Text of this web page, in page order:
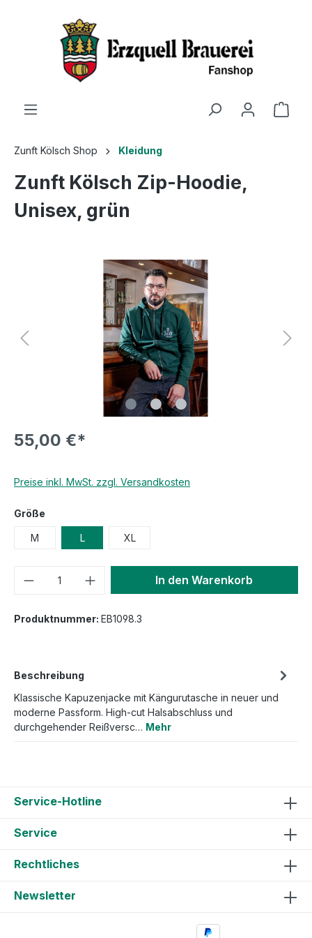
Zunft Kölsch Shop Kleidung
Zunft Kölsch Zip-Hoodie,
Unisex, grün
55,00 €*
Preise inkl. MwSt. zzgl. Versandkosten
Größe
M L XL
In den Warenkorb
Produktnummer: EB1098.3
Beschreibung
Klassische Kapuzenjacke mit Kängurutasche in neuer und
moderne Passform. High-cut Halsabschluss und
durchgehender Reißversc… Mehr
Service-Hotline
Service
Rechtliches
Newsletter